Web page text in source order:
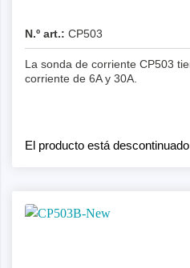
N.º art.: CP503
La sonda de corriente CP503
corriente de 6A y 30A.
El producto está descontinuado